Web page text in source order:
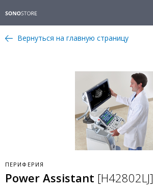
Вернуться на главную страницу
ПЕРИФЕРИЯ
Power Assistant [H42802LJ]